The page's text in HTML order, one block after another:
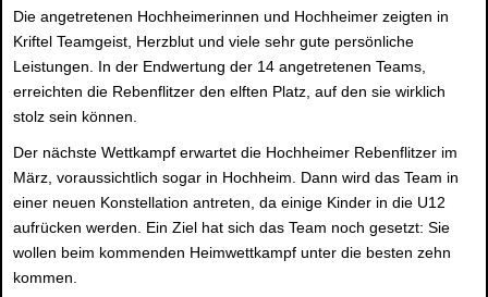
Die angetretenen Hochheimerinnen und Hochheimer zeigten in
Kriftel Teamgeist, Herzblut und viele sehr gute persönliche
Leistungen. In der Endwertung der 14 angetretenen Teams,
erreichten die Rebenflitzer den elften Platz, auf den sie wirklich
stolz sein können.
Der nächste Wettkampf erwartet die Hochheimer Rebenflitzer im
März, voraussichtlich sogar in Hochheim. Dann wird das Team in
einer neuen Konstellation antreten, da einige Kinder in die U12
aufrücken werden. Ein Ziel hat sich das Team noch gesetzt: Sie
wollen beim kommenden Heimwettkampf unter die besten zehn
kommen.